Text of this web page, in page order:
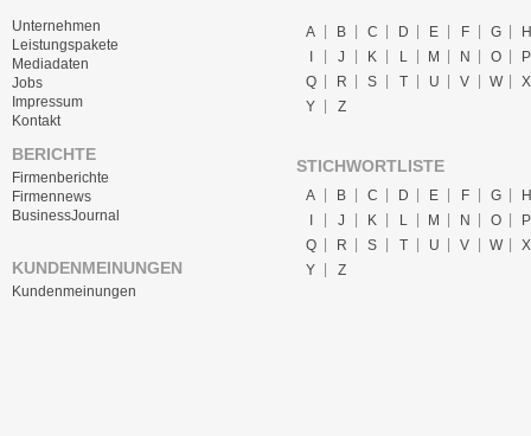
Unternehmen
Leistungspakete
Mediadaten
Jobs
Impressum
Kontakt
BERICHTE
Firmenberichte
Firmennews
BusinessJournal
KUNDENMEINUNGEN
Kundenmeinungen
A B C D E F G
H
J K L M N O
P
Q
R S T U V W
X
Y
Z
STICHWORTLISTE
A B C D E F G
H
J K L M N O
P
Q
R S T U V W
X
Y
Z